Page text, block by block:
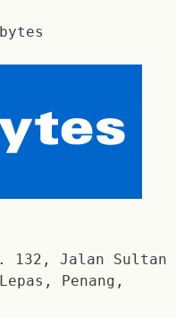
132, Jalan Sultan
Penang,